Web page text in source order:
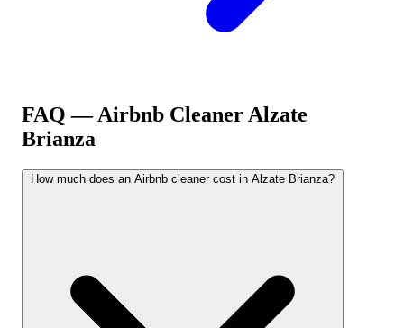
FAQ — Airbnb CleanerAlzate
Brianza
How much does an Airbnb cleaner cost in Alzate Brianza?